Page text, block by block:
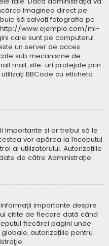
imaginea direct pe
să salvați fotografia pe
www.ejemplo.com/mi-
care sunt pe computerul
un server de acces
sub mecanisme de
mail, site-uri protejate prin
BBCode cu eticheta
importante și ar trebui să le
vor apărea la începutul
al utilizatorului. Autorizațiile
de către Administrație.
importante despre
citite de fiecare dată când
fiecărei pagini unde
autorizațiile pentru